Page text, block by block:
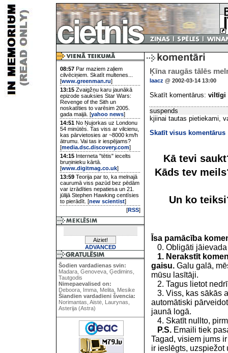
08:57 Par maziem zaļiem
cilvēciņiem. Skatīt multenes...
[www.greenman.ru]
13:15 Zvaigžņu karu jaunākā
epizode sauksies Star Wars:
Revenge of the Sith un
noskatīties to varēsim 2005.
gada maijā. [yahoo news]
14:51 No Ņujorkas uz Londonu
54 minūtēs. Tas viss ar vilcienu,
kas pārvietosies ar ~8000 km/h
ātrumu. Vai tas ir iespējams?
[media.dsc.discovery.com]
14:15 Interneta "tētis" iecelts
bruņinieku kārtā.
[www.digitmag.co.uk]
13:59 Teorija par to, ka melnajā
caurumā viss pazūd bez pēdām
var izrādīties nepatiesa un 21.
jūlijā Stephen Hawking centīsies
to pierādīt. [new scientist]
[RSS]
ADVANCED
Šodien vardadienas svin:
Madara, Genoveva, Ģedimins,
Tautgodis
Nimepaevalised on:
Deboora, Imma, Melita, Mesike
Šiandien vardadieni švencia:
Norimantas, Aistė, Laurynas,
Asterija (Astra)
Ķīna raugās tālēs
laacz @ 2002-03-14 13:00
Skatīt komentārus: viltīgi
suspends
kjiinai tautas pietiekami,
Skatīt visus komentārus
Kā tevi
Kāds tev
Un ko
Īsa pamācība
0. Obligāti jāievada
1. Nerakstīt
gaisu. Galu galā,
mūsu lasītāji.
2. Tagus lietot
3. Viss, kas sākās
automātiski
jaunā logā.
4. Skatīt nullto,
P.S. Emaili tiek
Tagad, visiem jums
ir ieslēgts, uzspiežot